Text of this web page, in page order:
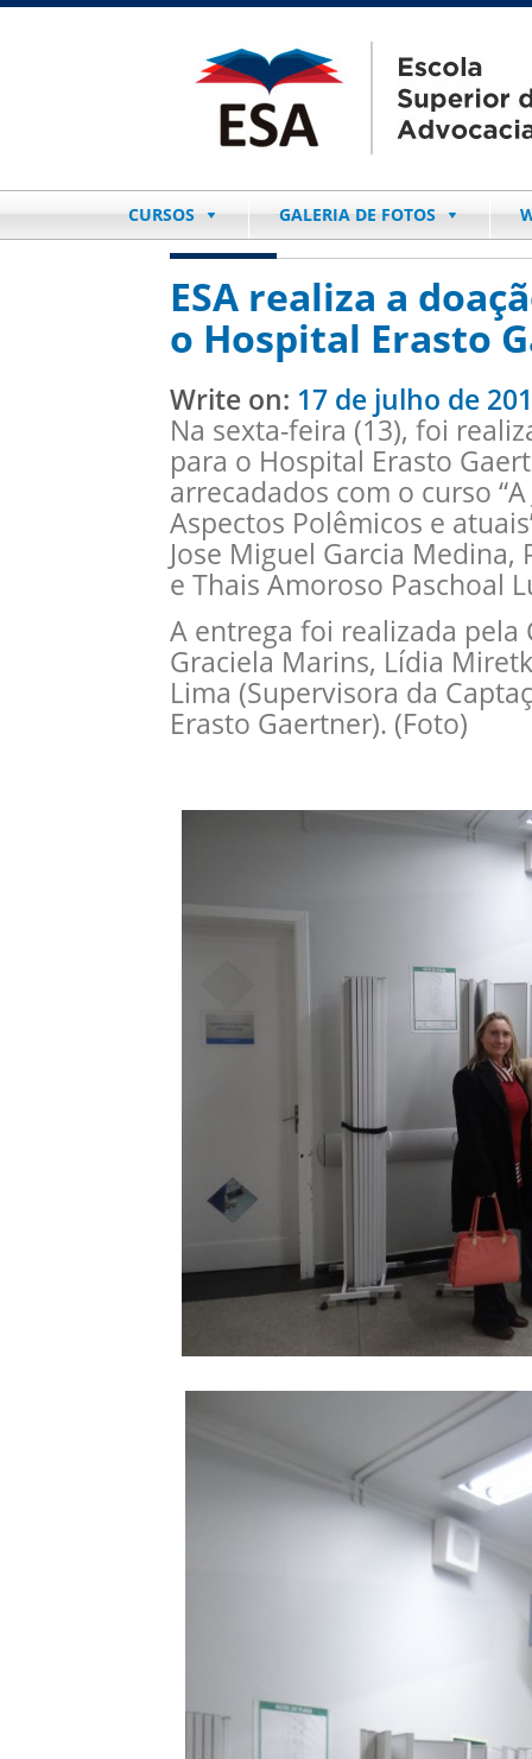
CURSOS GALERIA DE FOTOS
ESA realiza a
o Hospital Erasto
Write on: 17 de julho de
Na sexta-feira (13), foi
para o Hospital Erasto
arrecadados com o curso
Aspectos Polêmicos e
Jose Miguel Garcia
e Thais Amoroso Paschoal
A entrega foi realizada pela
Graciela Marins, Lídia
Lima (Supervisora da
Erasto Gaertner). (Foto)